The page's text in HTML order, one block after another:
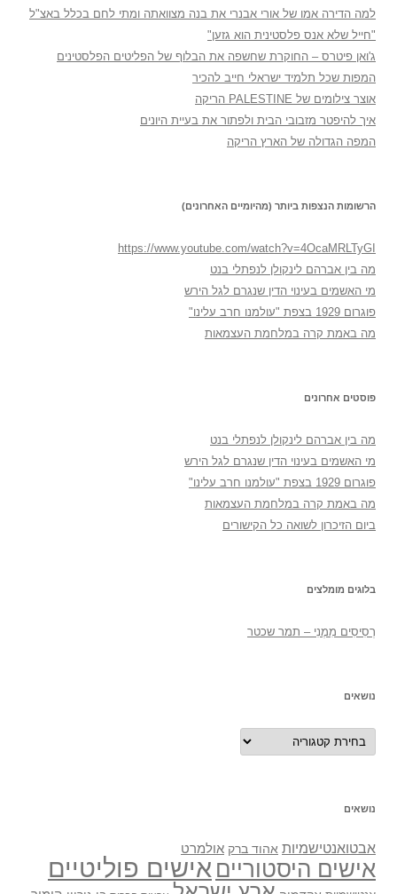
למה הדירה אמו של אורי אבנרי את בנה מצוואתה ומתי לחם בכלל באצ"ל
"חייל שלא אנס פלסטינית הוא גזען"
ג'ואן פיטרס – החוקרת שחשפה את הבלוף של הפליטים הפלסטינים
המפות שכל תלמיד ישראלי חייב להכיר
אוצר צילומים של PALESTINE הריקה
איך להיפטר מזבובי הבית ולפתור את בעיית היונים
המפה הגדולה של הארץ הריקה
הרשומות הנצפות ביותר (מהיומיים האחרונים)
https://www.youtube.com/watch?v=4OcaMRLTyGI
מה בין אברהם לינקולן לנפתלי בנט
מי האשמים בעינוי הדין שנגרם לגל הירש
פוגרום 1929 בצפת "עולמנו חרב עלינו"
מה באמת קרה במלחמת העצמאות
פוסטים אחרונים
מה בין אברהם לינקולן לנפתלי בנט
מי האשמים בעינוי הדין שנגרם לגל הירש
פוגרום 1929 בצפת "עולמנו חרב עלינו"
מה באמת קרה במלחמת העצמאות
ביום הזיכרון לשואה כל הקישורים
בלוגים מומלצים
רְסִיסִים מִמֶנִי – תמר שכטר
נושאים
נושאים
נושאים
אבטואנטישמיות אהוד ברק אולמרט
אישים היסטוריים אישים פוליטיים